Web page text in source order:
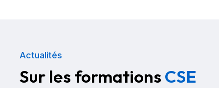
Actualités
Sur les formations CSE